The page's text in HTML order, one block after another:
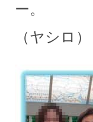
ー。
（ヤシロ）